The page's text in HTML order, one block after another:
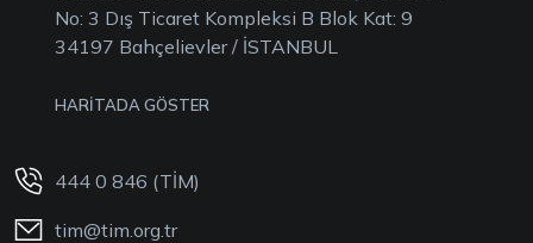
No: 3 Dış Ticaret Kompleksi B Blok Kat: 9
34197 Bahçelievler / İSTANBUL
HARİTADA GÖSTER
444 0 846 (TİM)
tim@tim.org.tr